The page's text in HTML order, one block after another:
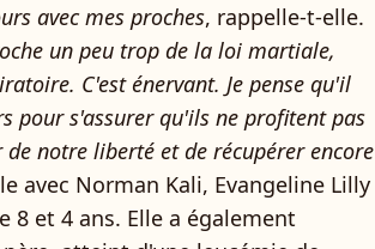
avec mes proches, rappelle-t-elle.
un peu trop de la loi martiale,
C'est énervant. Je pense qu'il
pour s'assurer qu'ils ne profitent pas
notre liberté et de récupérer encore
avec Norman Kali, Evangeline Lilly
8 et 4 ans. Elle a également